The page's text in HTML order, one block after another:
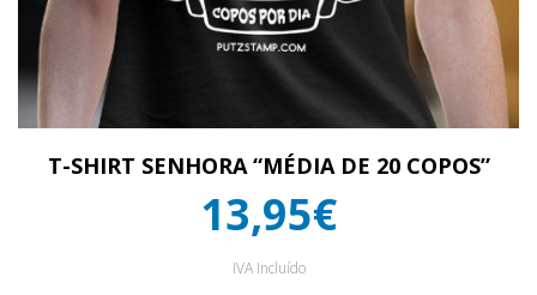
T-SHIRT SENHORA “MÉDIA DE 20 COPOS”
13,95€
IVA Incluído